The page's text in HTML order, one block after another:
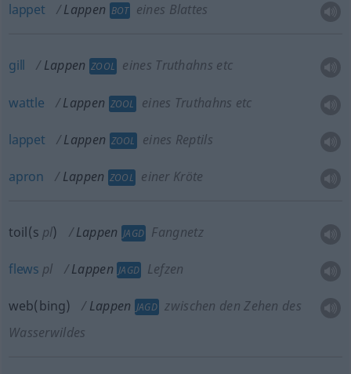
lappet Lappen BOT eines Blattes
gill Lappen ZOOL eines Truthahns etc
wattle Lappen ZOOL eines Truthahns etc
lappet Lappen ZOOL eines Reptils
apron Lappen ZOOL einer Kröte
toil(s pl) Lappen JAGD Fangnetz
flews pl Lappen JAGD Lefzen
web(bing) Lappen JAGD zwischen den Zehen des
Wasserwildes